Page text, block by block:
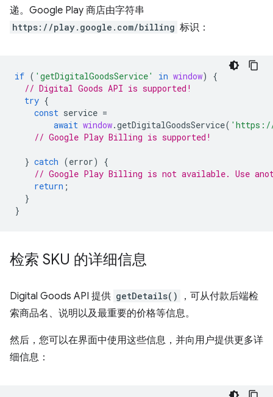
递。Google Play 商店由字符串
https://play.google.com/billing 标识：
if ( 'getDigitalGoodsService' in window)
{
// Digital Goods API is supported!
try {
const service =
await window.getDigitalGoodsService(
// Google Play Billing is supported!
} catch (error)
{
// Google Play Billing is not available. Use
return ;
}
}
检索 SKU 的详细信息
Digital Goods API 提供 getDetails()
，可从付款后端检
索商品名、说明以及最重要的价格等信息。
然后，您可以在界面中使用这些信息，并向用户提供更多详
细信息：